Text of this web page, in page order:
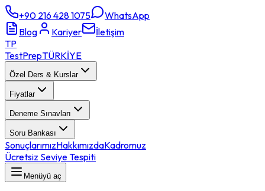
+90 216 428 1075
WhatsApp
Blog
Kariyer
İletişim
TP
TestPrepTÜRKİYE
Özel Ders & Kurslar
Fiyatlar
Deneme Sınavları
Soru Bankası
SonuçlarımızHakkımızdaKadromuz
Ücretsiz Seviye Tespiti
Menüyü aç